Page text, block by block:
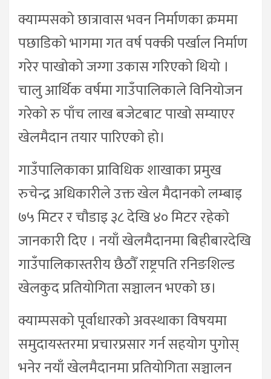
क्याम्पसको छात्रावास भवन निर्माणका क्रममा
पछाडिको भागमा गत वर्ष पक्की पर्खाल निर्माण
गरेर पाखोको जग्गा उकास गरिएको थियो ।
चालु आर्थिक वर्षमा गाउँपालिकाले विनियोजन
गरेको रु पाँच लाख बजेटबाट पाखो सम्याएर
खेलमैदान तयार पारिएको हो।
गाउँपालिकाका प्राविधिक शाखाका प्रमुख
रुचेन्द्र अधिकारीले उक्त खेल मैदानको लम्बाइ
७५ मिटर र चौडाइ ३८ देखि ४० मिटर रहेको
जानकारी दिए । नयाँ खेलमैदानमा बिहीबारदेखि
गाउँपालिकास्तरीय छैठौँ राष्ट्रपति रनिङशिल्ड
खेलकुद प्रतियोगिता सञ्चालन भएको छ।
क्याम्पसको पूर्वाधारको अवस्थाका विषयमा
समुदायस्तरमा प्रचारप्रसार गर्न सहयोग पुगोस्
भनेर नयाँ खेलमैदानमा प्रतियोगिता सञ्चालन